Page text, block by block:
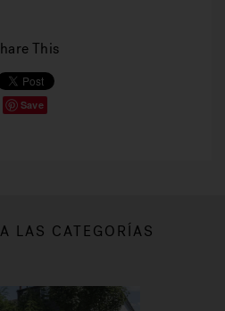
This
Save
LAS CATEGORÍAS